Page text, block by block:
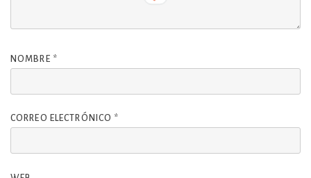
NOMBRE *
CORREO ELECTRÓNICO *